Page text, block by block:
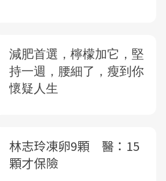
林志玲凍卵9顆 醫：15
顆才保險